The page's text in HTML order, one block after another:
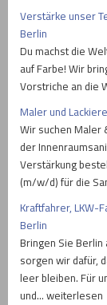
Verstärke unser
Berlin
Du machst die
auf Farbe! Wir
Vorstriche an die
Maler und
Wir suchen Maler
der
Verstärkung
(m/w/d) für die
Kraftfahrer, LKW-
Berlin
Bringen Sie
sorgen wir dafür,
leer bleiben. Für
und… weiterlesen